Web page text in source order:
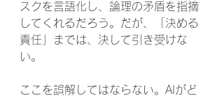
スクを言語化し、論理の矛盾を指摘
してくれるだろう。だが、「決める
責任」までは、決して引き受けな
い。
ここを誤解してはならない。AIがど